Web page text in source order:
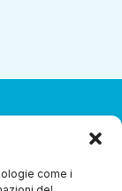
come i
e